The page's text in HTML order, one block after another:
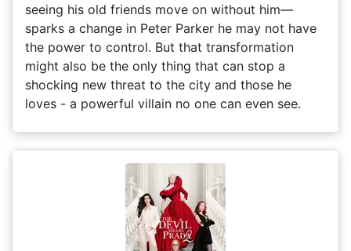
seeing his old friends move on without him—
sparks a change in Peter Parker he may not have
the power to control. But that transformation
might also be the only thing that can stop a
shocking new threat to the city and those he
loves - a powerful villain no one can even see.